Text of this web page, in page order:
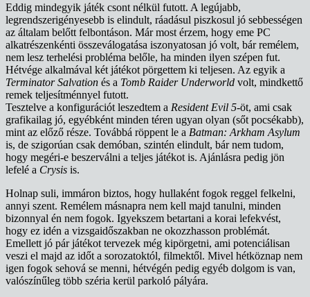
Eddig mindegyik játék csont nélkül futott. A legújabb,
legrendszerigényesebb is elindult, ráadásul piszkosul jó sebbességen
az általam belőtt felbontáson. Már most érzem, hogy eme PC
alkatrészenkénti összeválogatása iszonyatosan jó volt, bár remélem,
nem lesz terhelési probléma belőle, ha minden ilyen szépen fut.
Hétvége alkalmával két játékot pörgettem ki teljesen. Az egyik a
Terminator Salvation és a Tomb Raider Underworld volt, mindkettő
remek teljesítménnyel futott.
Tesztelve a konfigurációt leszedtem a Resident Evil 5-öt, ami csak
grafikailag jó, egyébként minden téren ugyan olyan (sőt pocsékabb),
mint az előző része. Továbbá röppent le a Batman: Arkham Asylum
is, de szigorúan csak demóban, szintén elindult, bár nem tudom,
hogy megéri-e beszerválni a teljes játékot is. Ajánlásra pedig jön
lefelé a Crysis is.
Holnap suli, immáron biztos, hogy hullaként fogok reggel felkelni,
annyi szent. Remélem másnapra nem kell majd tanulni, minden
bizonnyal én nem fogok. Igyekszem betartani a korai lefekvést,
hogy ez idén a vizsgaidőszakban ne okozzhasson problémát.
Emellett jó pár játékot tervezek még kipörgetni, ami potenciálisan
veszi el majd az időt a sorozatoktól, filmektől. Mivel hétköznap nem
igen fogok sehová se menni, hétvégén pedig egyéb dolgom is van,
valószínűleg több széria kerül parkoló pályára.